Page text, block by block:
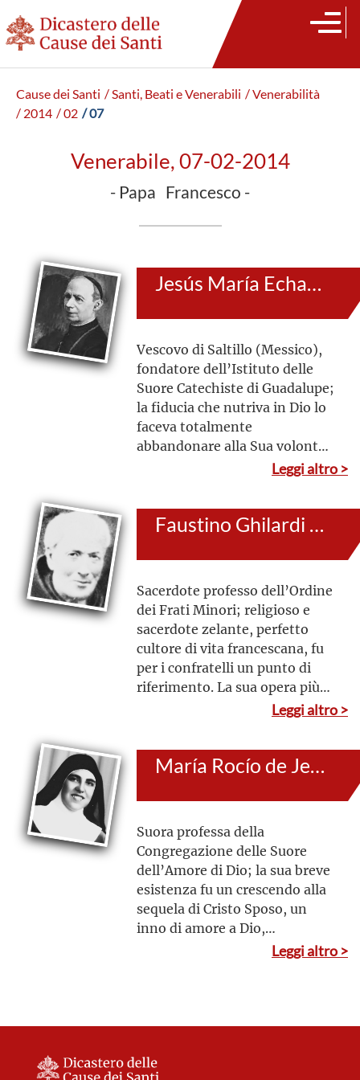
Cause dei Santi / Santi, Beati e Venerabili / Venerabilità
/ 2014 / 02 / 07
Venerabile, 07-02-2014
- Papa Francesco -
Jesús María Echavarría y Aguirre
Vescovo di Saltillo (Messico),
fondatore dell’Istituto delle
Suore Catechiste di Guadalupe;
la fiducia che nutriva in Dio lo
faceva totalmente
abbandonare alla Sua volontà.
Questo ardore apostolico non
subire nel periodo della
costituzionalista”
Leggi altro >
Faustino Ghilardi (al secolo: Guglielmo Giacomo)
Sacerdote professo dell’Ordine
dei Frati Minori; religioso e
sacerdote zelante, perfetto
cultore di vita francescana, fu
per i confratelli un punto di
riferimento. La sua opera più
FrateMinore,
Leggi altro >
María Rocío de Jesús Crucificado (al secolo: María Josefa Rodríguez Xuárez de la Guardia)
Suora professa della
Congregazione delle Suore
dell’Amore di Dio; la sua breve
esistenza fu un crescendo alla
sequela di Cristo Sposo, un
inno di amore a Dio,
all’Eucaristia e alla Vergine
di Dio
Leggi altro >